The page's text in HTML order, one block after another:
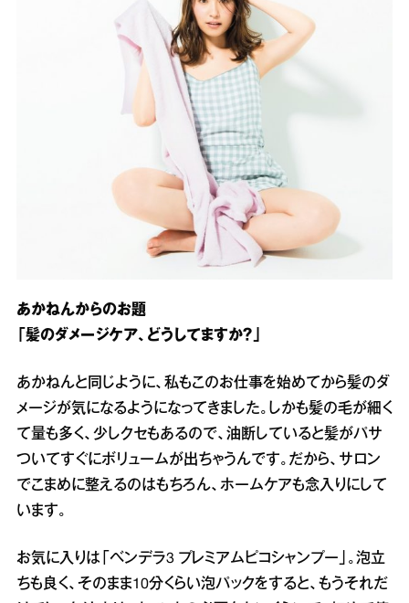
あかねんからのお題
「髪のダメージケア、どうしてますか？」
あかねんと同じように、私もこのお仕事を始めてから髪のダ
メージが気になるようになってきました。しかも髪の毛が細く
て量も多く、少しクセもあるので、油断していると髪がパサ
ついてすぐにボリュームが出ちゃうんです。だから、サロン
でこまめに整えるのはもちろん、ホームケアも念入りにして
います。
お気に入りは「ベンデラ3 プレミアムピコシャンプー」。泡立
ちも良く、そのまま10分くらい泡パックをすると、もうそれだ